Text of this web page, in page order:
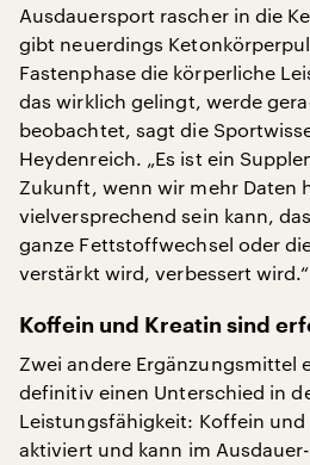
Ausdauersport rascher in die
gibt neuerdings
Fastenphase die körperliche
das wirklich gelingt, werde
beobachtet, sagt die
Heydenreich. „Es ist ein
Zukunft, wenn wir mehr Daten
vielversprechend sein kann,
ganze Fettstoffwechsel oder
verstärkt wird, verbessert wird.“
Koffein und Kreatin sind
Zwei andere Ergänzungsmittel
definitiv einen Unterschied in
Leistungsfähigkeit: Koffein
aktiviert und kann im